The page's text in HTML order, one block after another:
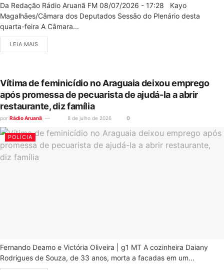
Da Redação Rádio Aruanã FM 08/07/2026 - 17:28 Kayo
Magalhães/Câmara dos Deputados Sessão do Plenário desta
quarta-feira A Câmara...
LEIA MAIS
Vítima de feminicídio no Araguaia deixou emprego
após promessa de pecuarista de ajudá-la a abrir
restaurante, diz família
por Rádio Aruanã 8 de julho de 2026 0
POLÍCIA
Fernando Deamo e Victória Oliveira | g1 MT A cozinheira Daiany
Rodrigues de Souza, de 33 anos, morta a facadas em um...